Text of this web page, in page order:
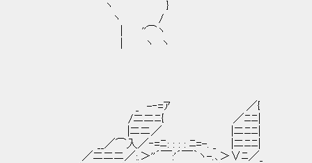
ヽ }
ヽ /
| ''⌒ヽ
| ヽ ヽ
_ -‐=ｱ ／{
/ニニﾆ{ ／ﾆﾆ|
|ニニ／ |ニﾆﾆ|
__／⌒入／‐=ﾆ: : : : ﾆ=-. _ |ニﾆﾆ|
／ニニニ／:.＞''´￣:'´￣｀ヽ-.､＞∨ﾆ／_